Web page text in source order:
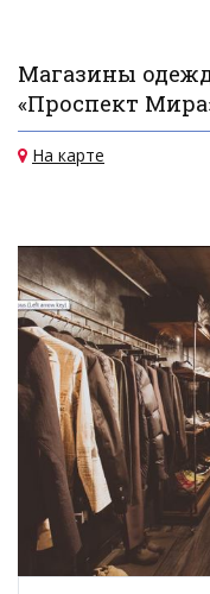
Магазины
«Проспект
На карте